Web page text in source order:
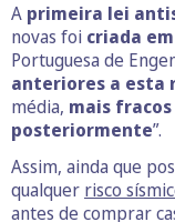
A primeira lei
novas foi criada
Portuguesa de
anteriores a esta
média, mais
posteriormente”.
Assim, ainda que
qualquer risco
antes de comprar